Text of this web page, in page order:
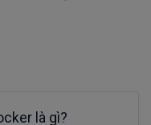
là gì?